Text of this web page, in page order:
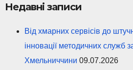
Недавні записи
Від хмарних сервісів до
інновації методичних служб
Хмельниччини 09.07.2026